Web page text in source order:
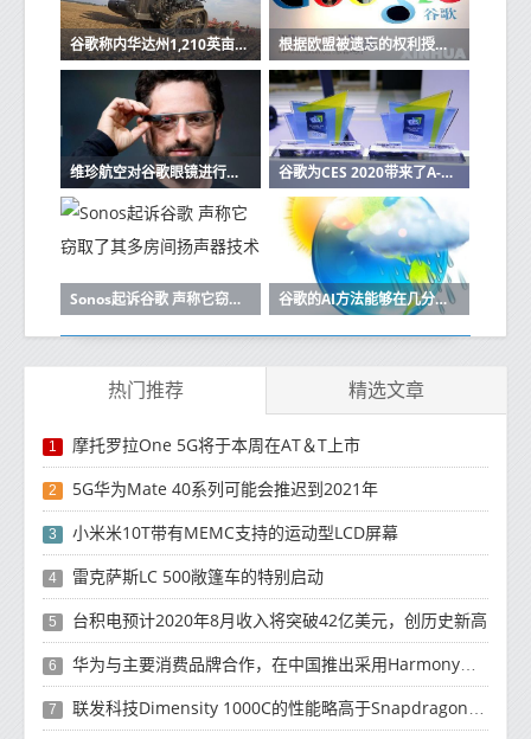
谷歌称内华达州1,210英亩土地将用于未来数据中心 根据欧盟被遗忘的权利授权谷歌的义务适用于全球
维珍航空对谷歌眼镜进行测试以帮助航空公司乘客 谷歌为CES 2020带来了A-Game更新
Sonos起诉谷歌 声称它窃取了其多房间扬声器技术 谷歌的AI方法能够在几分钟内预测天气
热门推荐 精选文章
1 摩托罗拉One 5G将于本周在AT＆T上市
2 5G华为Mate 40系列可能会推迟到2021年
3 小米米10T带有MEMC支持的运动型LCD屏幕
4 雷克萨斯LC 500敞篷车的特别启动
5 台积电预计2020年8月收入将突破42亿美元，创历史新高
6 华为与主要消费品牌合作，在中国推出采用HarmonyOS 2.0的智能家居产品
7 联发科技Dimensity 1000C的性能略高于Snapdragon 765G